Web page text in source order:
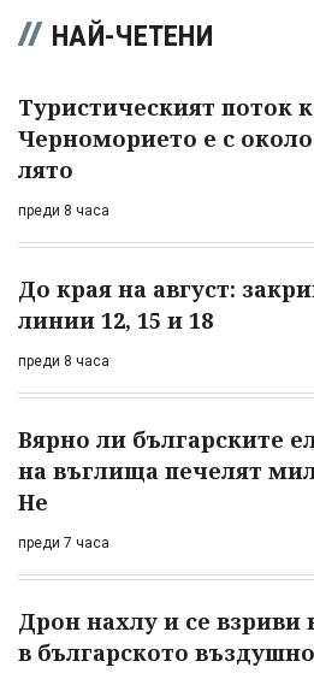
НАЙ-ЧЕТЕНИ
Туристическият поток
Черноморието е с около
лято
преди 8 часа
До края на август:
линии 12, 15 и 18
преди 8 часа
Вярно ли българските
на въглища печелят
Не
преди 7 часа
Дрон нахлу и се взриви
в българското